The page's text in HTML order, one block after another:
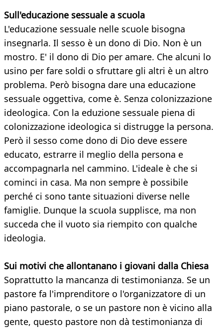
Sull'educazione sessuale a scuola
L'educazione sessuale nelle scuole bisogna
insegnarla. Il sesso è un dono di Dio. Non è un
mostro. E' il dono di Dio per amare. Che alcuni lo
usino per fare soldi o sfruttare gli altri è un altro
problema. Però bisogna dare una educazione
sessuale oggettiva, come è. Senza colonizzazione
ideologica. Con la eduzione sessuale piena di
colonizzazione ideologica si distrugge la persona.
Però il sesso come dono di Dio deve essere
educato, estrarre il meglio della persona e
accompagnarla nel cammino. L'ideale è che si
cominci in casa. Ma non sempre è possibile
perché ci sono tante situazioni diverse nelle
famiglie. Dunque la scuola supplisce, ma non
succeda che il vuoto sia riempito con qualche
ideologia.
Sui motivi che allontanano i giovani dalla Chiesa
Soprattutto la mancanza di testimonianza. Se un
pastore fa l'imprenditore o l'organizzatore di un
piano pastorale, o se un pastore non è vicino alla
gente, questo pastore non dà testimonianza di